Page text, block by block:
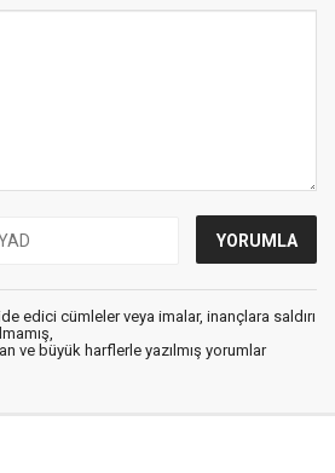
edici cümleler veya imalar, inançlara saldırı
ve büyük harflerle yazılmış yorumlar